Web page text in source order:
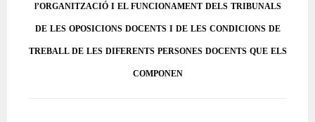
l’ORGANITZACIÓ I EL FUNCIONAMENT DELS TRIBUNALS
DE LES OPOSICIONS DOCENTS I DE LES CONDICIONS DE
TREBALL DE LES DIFERENTS PERSONES DOCENTS QUE ELS
COMPONEN